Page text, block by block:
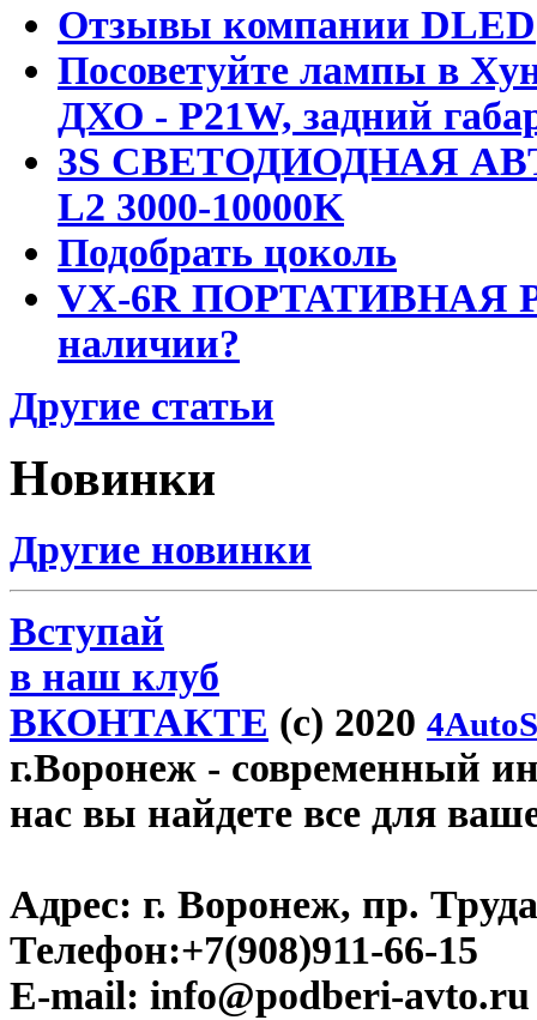
Отзывы компании DLED
Посоветуйте лампы в
ДХО - P21W, задний
3S СВЕТОДИОДНАЯ
L2 3000-10000K
Подобрать цоколь
VX-6R ПОРТАТИВНАЯ
наличии?
Другие статьи
Новинки
Другие новинки
Вступай
в наш клуб
ВКОНТАКТЕ (c) 2020
г.Воронеж - современный
нас вы найдете все для
Адрес: г. Воронеж, пр.
Телефон:+7(908)911-66-15
E-mail: info@podberi-avto.ru